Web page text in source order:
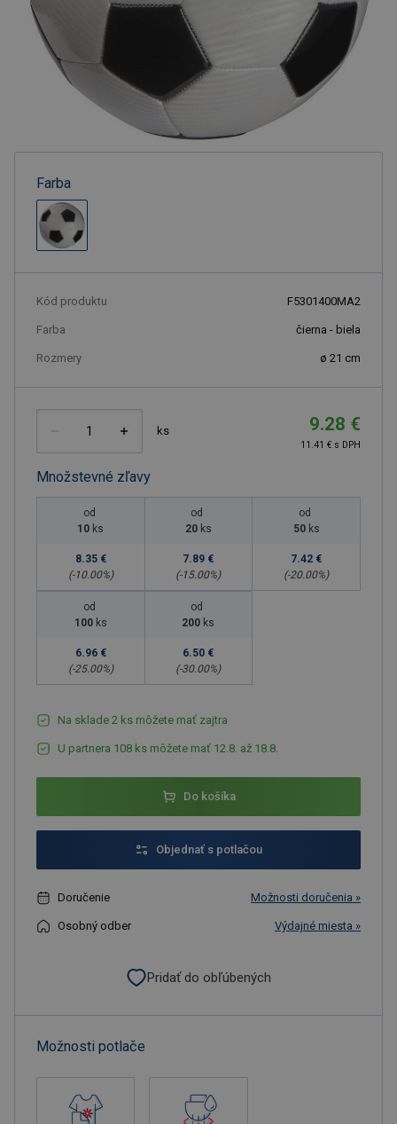
Farba
Kód produktu F5301400MA2
Farba čierna - biela
Rozmery ø 21 cm
ks 9.28 €
11.41 € s DPH
Množstevné zľavy
od
10 ks
8.35 €
(-10.00%)
od
20 ks
7.89 €
(-15.00%)
od
50 ks
7.42 €
(-20.00%)
od
100 ks
6.96 €
(-25.00%)
od
200 ks
6.50 €
(-30.00%)
Na sklade 2 ks môžete mať zajtra
U partnera 108 ks môžete mať 12.8. až 18.8.
Do košíka
Objednať s potlačou
Doručenie Možnosti doručenia »
Osobný odber Výdajné miesta »
Pridať do obľúbených
Možnosti potlače